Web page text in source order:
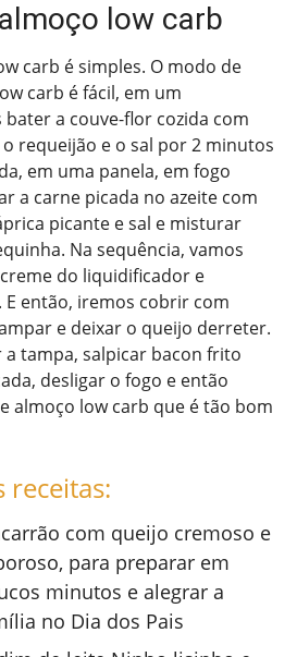
low carb
carb é simples. O modo de
carb é fácil, em um
a couve-flor cozida com
requeijão e o sal por 2 minutos
em uma panela, em fogo
a carne picada no azeite com
picante e sal e misturar
Na sequência, vamos
do liquidificador e
então, iremos cobrir com
e deixar o queijo derreter.
tampa, salpicar bacon frito
desligar o fogo e então
almoço low carb que é tão bom
com queijo cremoso e
para preparar em
minutos e alegrar a
no Dia dos Pais